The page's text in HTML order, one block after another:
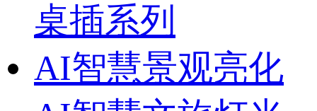
桌插系列
AI智慧景观亮化